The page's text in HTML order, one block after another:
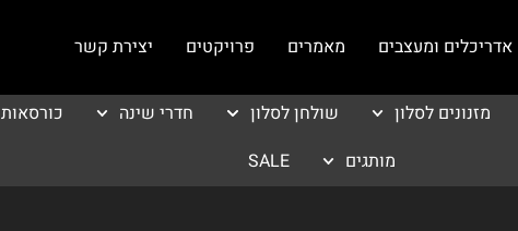
אדריכלים ומעצבים מאמרים פרויקטים יצירת קשר
מזנונים לסלון שולחן לסלון חדרי שינה כורסאות
מותגים
SALE